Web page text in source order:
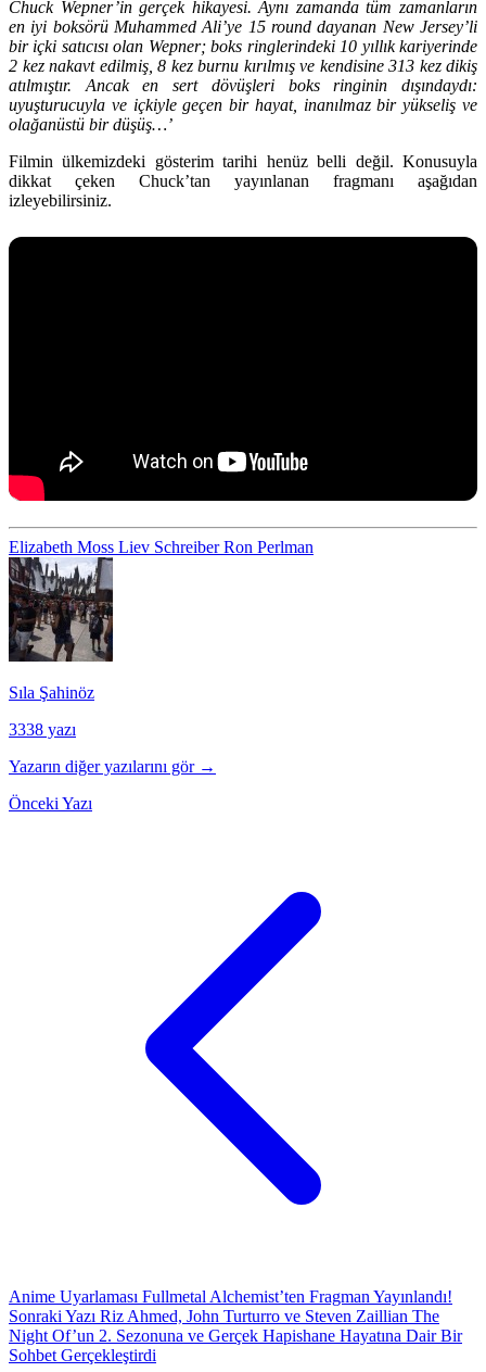
Chuck Wepner’in gerçek hikayesi. Aynı zamanda tüm zamanların
en iyi boksörü Muhammed Ali’ye 15 round dayanan New Jersey’li
bir içki satıcısı olan Wepner; boks ringlerindeki 10 yıllık kariyerinde
2 kez nakavt edilmiş, 8 kez burnu kırılmış ve kendisine 313 kez dikiş
atılmıştır. Ancak en sert dövüşleri boks ringinin dışındaydı:
uyuşturucuyla ve içkiyle geçen bir hayat, inanılmaz bir yükseliş ve
olağanüstü bir düşüş…’
Filmin ülkemizdeki gösterim tarihi henüz belli değil. Konusuyla
dikkat çeken Chuck’tan yayınlanan fragmanı aşağıdan
izleyebilirsiniz.
Elizabeth Moss Liev SchreiberRon Perlman
Sıla Şahinöz
3338 yazı
Yazarın diğer yazılarını gör →
Önceki Yazı
Anime Uyarlaması Fullmetal Alchemist’ten Fragman Yayınlandı!
Sonraki Yazı Riz Ahmed, John Turturro ve Steven Zaillian The
Night Of’un 2. Sezonuna ve Gerçek Hapishane Hayatına Dair Bir
Sohbet Gerçekleştirdi